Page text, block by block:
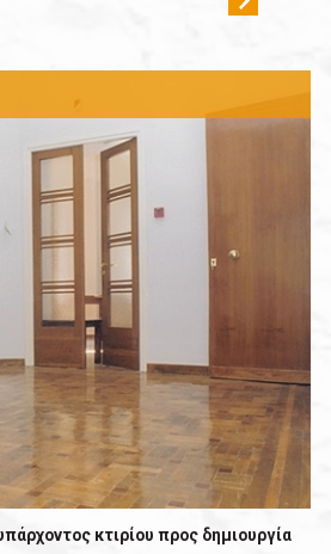
κτιρίου προς δημιουργία